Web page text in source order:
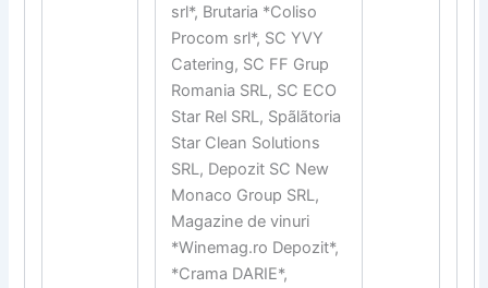
srl*, Brutaria *Coliso
Procom srl*, SC YVY
Catering, SC FF Grup
Romania SRL, SC ECO
Star Rel SRL, Spãlãtoria
Star Clean Solutions
SRL, Depozit SC New
Monaco Group SRL,
Magazine de vinuri
*Winemag.ro Depozit*,
*Crama DARIE*,